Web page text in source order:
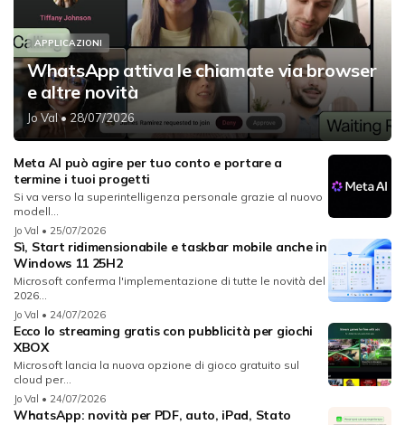
APPLICAZIONI
WhatsApp attiva le chiamate via browser
e altre novità
Jo Val• 28/07/2026
Meta AI può agire per tuo conto e portare a
termine i tuoi progetti
Si va verso la superintelligenza personale grazie al nuovo
modell...
Jo Val • 25/07/2026
Sì, Start ridimensionabile e taskbar mobile anche in
Windows 11 25H2
Microsoft conferma l'implementazione di tutte le novità del
2026...
Jo Val • 24/07/2026
Ecco lo streaming gratis con pubblicità per giochi
XBOX
Microsoft lancia la nuova opzione di gioco gratuito sul
cloud per...
Jo Val • 24/07/2026
WhatsApp: novità per PDF, auto, iPad, Stato